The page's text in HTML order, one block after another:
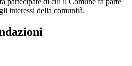
interessi della comunità.